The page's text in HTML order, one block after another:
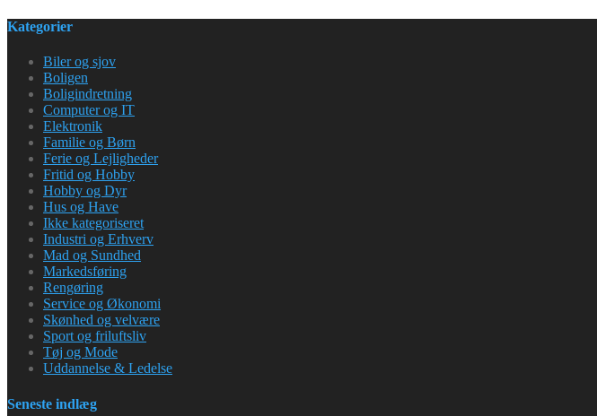
Kategorier
Biler og sjov
Boligen
Boligindretning
Computer og IT
Elektronik
Familie og Børn
Ferie og Lejligheder
Fritid og Hobby
Hobby og Dyr
Hus og Have
Ikke kategoriseret
Industri og Erhverv
Mad og Sundhed
Markedsføring
Rengøring
Service og Økonomi
Skønhed og velvære
Sport og friluftsliv
Tøj og Mode
Uddannelse & Ledelse
Seneste indlæg